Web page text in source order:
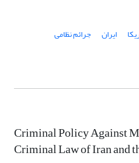
ایران
جرائم نظامی
Criminal Policy Against
Criminal Law of Iran and